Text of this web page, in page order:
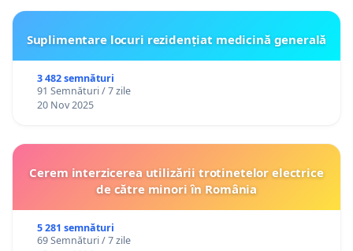
Suplimentare locuri rezidențiat medicină generală
3 482 semnături
91 Semnături / 7 zile
20 Nov 2025
Cerem interzicerea utilizării trotinetelor electrice
de către minori în România
5 281 semnături
69 Semnături / 7 zile